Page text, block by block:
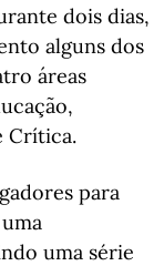
dois dias,
alguns dos
áreas
Crítica.
para
uma série